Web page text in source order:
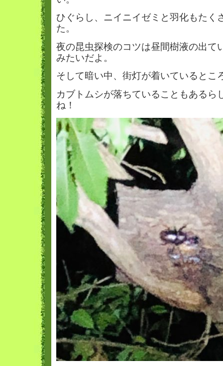
ひぐらし、ニイニイゼミと羽化もたく
た。
夜の昆虫探検のコツは昼間樹液の出て
みたいだよ。
そして暗い中、街灯が着いているとこ
カブトムシが落ちていることもあるら
ね！